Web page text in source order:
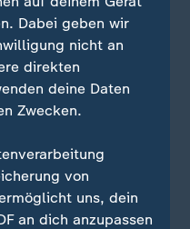
Rodeo" hautnah ans
Dabei geben wir
nicht an
direkten
deine Daten
Zwecken.
von
uns, dein
an dich anzupassen